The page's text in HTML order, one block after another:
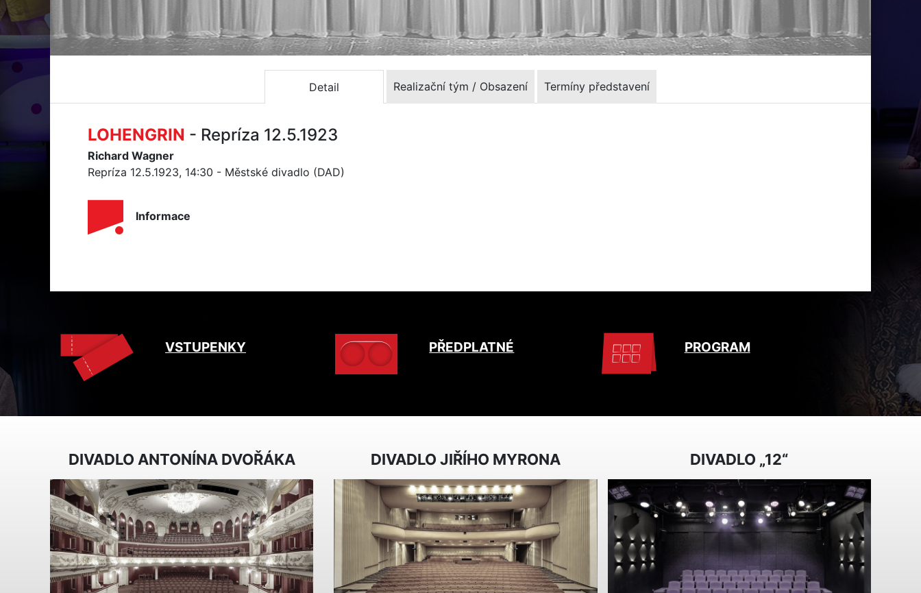
Detail Realizační tým / Obsazení Termíny představení
LOHENGRIN - Repríza 12.5.1923
Richard Wagner
Repríza 12.5.1923, 14:30 - Městské divadlo (DAD)
Informace
VSTUPENKY PŘEDPLATNÉ PROGRAM
DIVADLO ANTONÍNA DVOŘÁKA DIVADLO JIŘÍHO MYRONA DIVADLO „12“